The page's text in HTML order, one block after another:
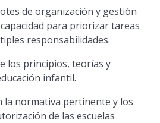
de organización y gestión
para priorizar tareas
responsabilidades.
los principios, teorías y
infantil.
la normativa pertinente y los
de las escuelas